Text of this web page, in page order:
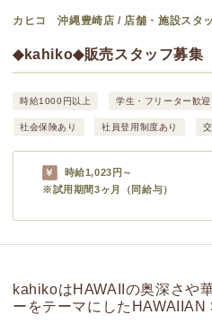
カヒコ 沖縄豊崎店 / 店舗・施設スタ
◆kahiko◆販売スタッフ募集
時給1000円以上 学生・フリーター歓迎
社会保険あり 社員登用制度あり
時給1,023円～
※試用期間3ヶ月（同給与）
kahikoはHAWAIIの奥深さや
ーをテーマにしたHAWAIIAN